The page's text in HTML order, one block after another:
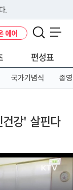
.
있다면 아래 URL에
에어
편성표
국가기념식 종영
강' 살핀다